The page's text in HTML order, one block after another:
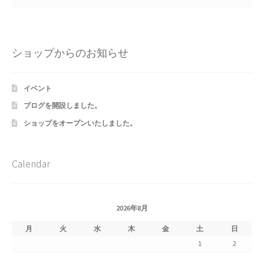
Shipment Tracking
wpwBot Mobile App
お問い合わせ
ショップからのお知らせ
イベント
ブログを開設しました。
ショップをオープンいたしました。
Calendar
2026年8月
月 火 水 木 金 土
日
1
2